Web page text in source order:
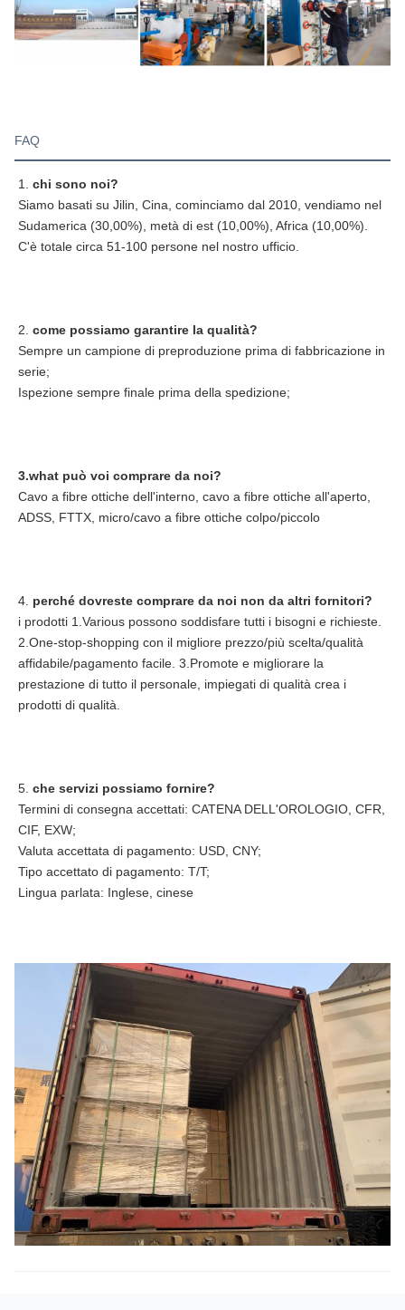
FAQ
1. chi sono noi?
Siamo basati su Jilin, Cina, cominciamo dal 2010, vendiamo nel
Sudamerica (30,00%), metà di est (10,00%), Africa (10,00%).
C'è totale circa 51-100 persone nel nostro ufficio.
2. come possiamo garantire la qualità?
Sempre un campione di preproduzione prima di fabbricazione in
serie;
Ispezione sempre finale prima della spedizione;
3.what può voi comprare da noi?
Cavo a fibre ottiche dell'interno, cavo a fibre ottiche all'aperto,
ADSS, FTTX, micro/cavo a fibre ottiche colpo/piccolo
4. perché dovreste comprare da noi non da altri fornitori?
i prodotti 1.Various possono soddisfare tutti i bisogni e richieste.
2.One-stop-shopping con il migliore prezzo/più scelta/qualità
affidabile/pagamento facile. 3.Promote e migliorare la
prestazione di tutto il personale, impiegati di qualità crea i
prodotti di qualità.
5. che servizi possiamo fornire?
Termini di consegna accettati: CATENA DELL'OROLOGIO, CFR,
CIF, EXW;
Valuta accettata di pagamento: USD, CNY;
Tipo accettato di pagamento: T/T;
Lingua parlata: Inglese, cinese